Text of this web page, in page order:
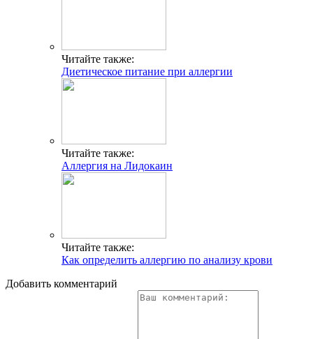
Читайте также:
Диетическое питание при аллергии
Читайте также:
Аллергия на Лидокаин
Читайте также:
Как определить аллергию по анализу крови
Добавить комментарий